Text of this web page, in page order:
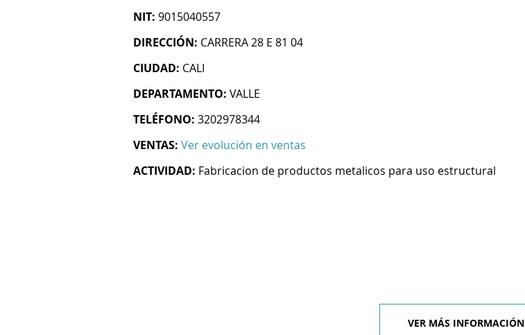
NIT: 9015040557
DIRECCIÓN: CARRERA 28 E 81 04
CIUDAD: CALI
DEPARTAMENTO: VALLE
TELÉFONO: 3202978344
VENTAS: Ver evolución en ventas
ACTIVIDAD: Fabricacion de productos metalicos para uso estructural
VER MÁS INFORMACIÓN